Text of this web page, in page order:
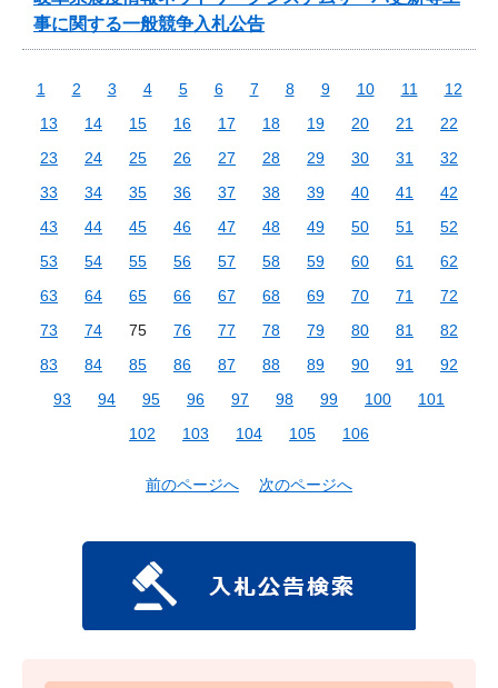
事に関する一般競争入札公告
1 2 3 4 5 6 7 8 9 10 11
12
13
14 15 16 17 18 19 20 21
22
23
24 25 26 27 28 29 30 31
32
33
34 35 36 37 38 39 40 41
42
43
44 45 46 47 48 49 50 51
52
53
54 55 56 57 58 59 60 61
62
63
64 65 66 67 68 69 70 71
72
73
74 75 76 77 78 79 80 81
82
83
84 85 86 87 88 89 90 91
92
93
94 95 96 97 98 99 100
101
102
103 104 105 106
前のページへ 次のページへ